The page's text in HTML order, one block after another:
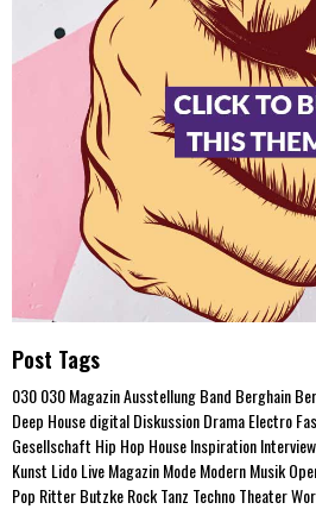
Post Tags
030030 MagazinAusstellungBand Berghain
Deep HousedigitalDiskussionDramaElectro
Gesellschaft Hip Hop HouseInspirationInterview
Kunst LidoLiveMagazinModeModernMusik
Pop Ritter ButzkeRockTanz TechnoTheater